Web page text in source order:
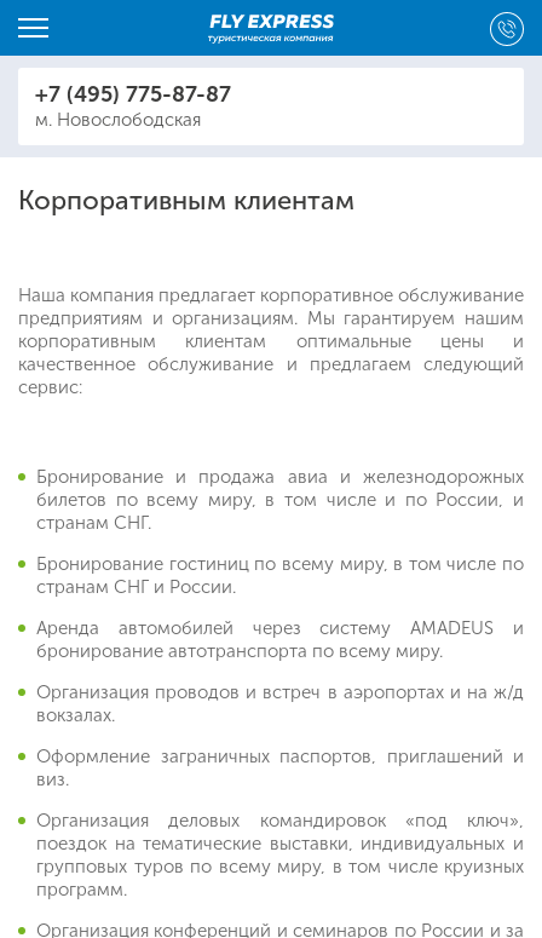
+7 (495) 775-87-87
м. Новослободская
Корпоративным клиентам
Наша компания предлагает корпоративное обслуживание
предприятиям и организациям. Мы гарантируем нашим
корпоративным клиентам оптимальные цены и
качественное обслуживание и предлагаем следующий
сервис:
Бронирование и продажа авиа и железнодорожных
билетов по всему миру, в том числе и по России, и
странам СНГ.
Бронирование гостиниц по всему миру, в том числе по
странам СНГ и России.
Аренда автомобилей через систему AMADEUS и
бронирование автотранспорта по всему миру.
Организация проводов и встреч в аэропортах и на ж/д
вокзалах.
Оформление заграничных паспортов, приглашений и
виз.
Организация деловых командировок «под ключ»,
поездок на тематические выставки, индивидуальных и
групповых туров по всему миру, в том числе круизных
программ.
Организация конференций и семинаров по России и за